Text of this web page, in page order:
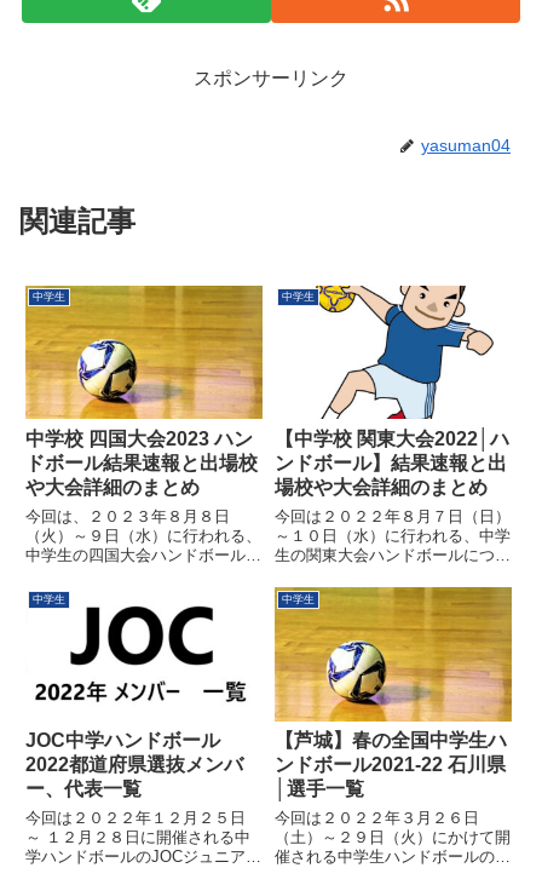
スポンサーリンク
yasuman04
関連記事
中学生
中学校 四国大会2023 ハン
ドボール結果速報と出場校
や大会詳細のまとめ
今回は、２０２３年８月８日
（火）～９日（水）に行われる、
中学生の四国大会ハンドボールに
中学の四国大会は、四国地区のナ
ンバー１を決める大会でありなが
ら、全国大会（全中）への出場を
掛けた非常に重要な大会です。負
中学生
【中学校 関東大会2022│ハ
ンドボール】結果速報と出
場校や大会詳細のまとめ
今回は２０２２年８月７日（日）
～１０日（水）に行われる、中学
生の関東大会ハンドボールについ
の関東大会は、関東のナンバー１
を決める大会でありながら、全国
大会（全中）への出場を掛けた非
常に重要な大会です。負けたら
引...
中学生
JOC中学ハンドボール
2022都道府県選抜メンバ
ー、代表一覧
今回は２０２２年１２月２５日
～ １２月２８日に開催される中
学ハンドボールのJOCジュニアオ
中学生
【芦城】春の全国中学生ハ
ンドボール2021-22 石川県
│選手一覧
今回は２０２２年３月２６日
（土）～２９日（火）にかけて開
催される中学生ハンドボールの全